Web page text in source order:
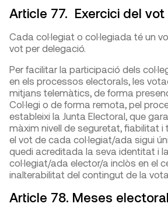
Article 77. Exercici del vot
Cada col·legiat o col·legiada té un
vot per delegació.
Per facilitar la participació dels
en els processos electorals, les
mitjans telemàtics, de forma
Col·legi o de forma remota, pel
estableixi la Junta Electoral, que
màxim nivell de seguretat, fiabilitat i
el vot de cada col·legiat/ada sigui
quedi acreditada la seva identitat i
col·legiat/ada elector/a inclòs en el
inalterabilitat del contingut de la
Article 78. Meses